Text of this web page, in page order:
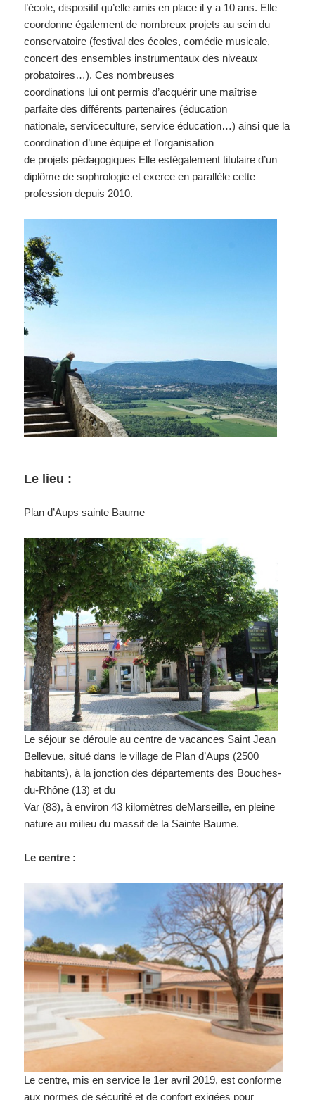
l’école, dispositif qu’elle amis en place il y a 10 ans. Elle
coordonne également de nombreux projets au sein du
conservatoire (festival des écoles, comédie musicale,
concert des ensembles instrumentaux des niveaux
probatoires…). Ces nombreuses
coordinations lui ont permis d’acquérir une maîtrise
parfaite des différents partenaires (éducation
nationale, serviceculture, service éducation…) ainsi que la
coordination d’une équipe et l’organisation
de projets pédagogiques Elle estégalement titulaire d’un
diplôme de sophrologie et exerce en parallèle cette
profession depuis 2010.
Le lieu :
Plan d’Aups sainte Baume
Le séjour se déroule au centre de vacances Saint Jean
Bellevue, situé dans le village de Plan d’Aups (2500
habitants), à la jonction des départements des Bouches-
du-Rhône (13) et du
Var (83), à environ 43 kilomètres deMarseille, en pleine
nature au milieu du massif de la Sainte Baume.
Le centre :
Le centre, mis en service le 1er avril 2019, est conforme
aux normes de sécurité et de confort exigées pour